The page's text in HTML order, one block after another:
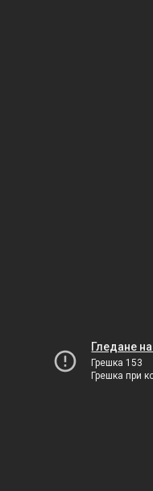
Гледане
Грешка 153
Грешка при